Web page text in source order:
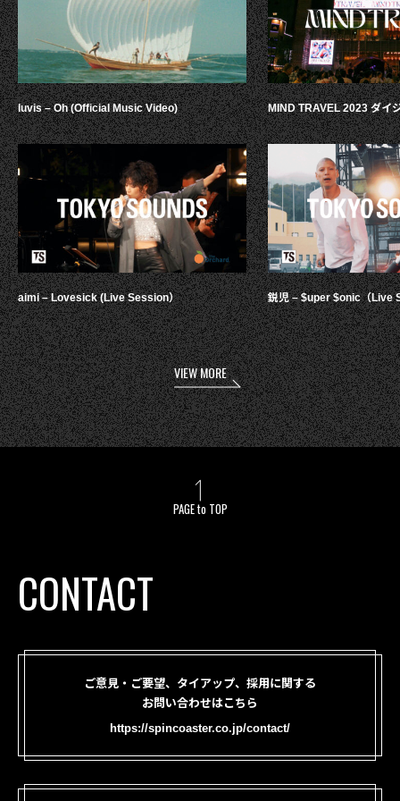
luvis – Oh (Official Music Video)
aimi – Lovesick (Live Session）
MIND TRAVEL 2023 ダイ
鋭児 – $uper $onic（Live
VIEW MORE
PAGE to TOP
CONTACT
ご意見・ご要望、タイアップ、採用に関する
お問い合わせはこちら
https://spincoaster.co.jp/contact/